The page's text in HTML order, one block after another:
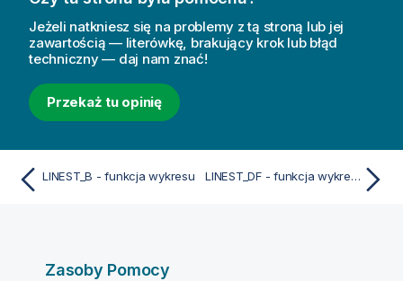
Jeżeli natkniesz się na problemy z tą stroną lub jej
zawartością — literówkę, brakujący krok lub błąd
techniczny — daj nam znać!
Przekaż tu opinię
LINEST_B - funkcja wykresu LINEST_DF - funkcja wykresu
Zasoby Pomocy